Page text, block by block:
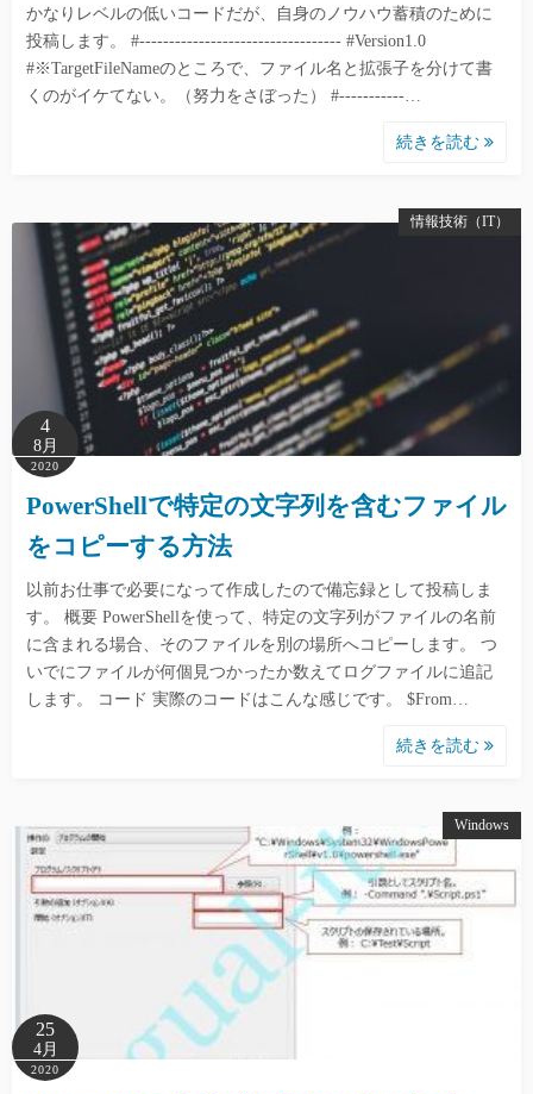
かなりレベルの低いコードだが、自身のノウハウ蓄積のために
投稿します。 #---------------------------------- #Version1.0
#※TargetFileNameのところで、ファイル名と拡張子を分けて書
くのがイケてない。（努力をさぼった） #-----------…
続きを読む
情報技術（IT）
4
8月
2020
PowerShellで特定の文字列を含むファイル
をコピーする方法
以前お仕事で必要になって作成したので備忘録として投稿しま
す。 概要 PowerShellを使って、特定の文字列がファイルの名前
に含まれる場合、そのファイルを別の場所へコピーします。 つ
いでにファイルが何個見つかったか数えてログファイルに追記
します。 コード 実際のコードはこんな感じです。 $From…
続きを読む
Windows
25
4月
2020